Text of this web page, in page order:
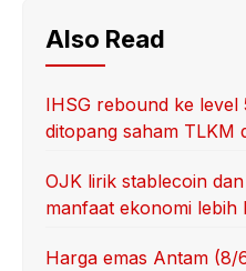
Also Read
IHSG rebound ke level
ditopang saham TLKM
OJK lirik stablecoin
manfaat ekonomi lebih
Harga emas Antam (8/